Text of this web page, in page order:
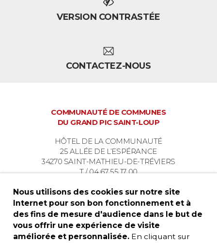
VERSION CONTRASTÉE
CONTACTEZ-NOUS
COMMUNAUTÉ DE COMMUNES
DU GRAND PIC SAINT-LOUP
HÔTEL DE LA COMMUNAUTÉ
25 ALLÉE DE L’ESPÉRANCE
34270 SAINT-MATHIEU-DE-TRÉVIERS
T / 04 67 55 17 00
Nous utilisons des cookies sur notre site
Internet pour son bon fonctionnement et à
des fins de mesure d'audience dans le but de
vous offrir une expérience de visite
améliorée et personnalisée. En cliquant sur